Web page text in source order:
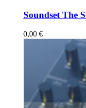
Soundset The
0,00 €